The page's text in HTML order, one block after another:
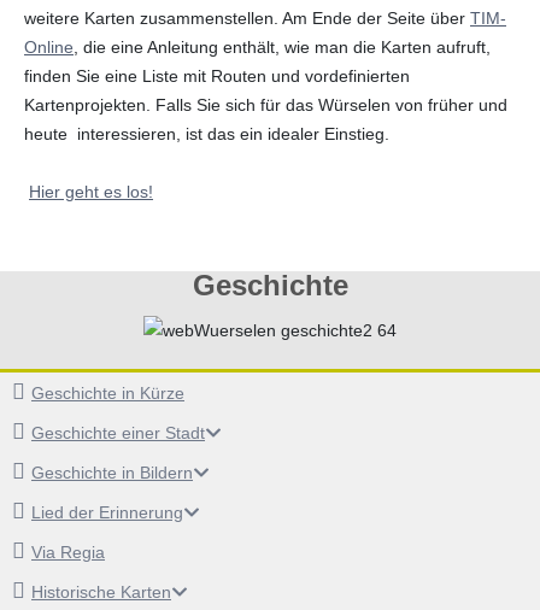
Geschichte
Geschichte in Kürze
Geschichte einer Stadt
Geschichte in Bildern
Lied der Erinnerung
Via Regia
Historische Karten
weitere Karten zusammenstellen. Am Ende der Seite über TIM-
Online , die eine Anleitung enthält, wie man die Karten aufruft,
finden Sie eine Liste mit Routen und vordefinierten
Kartenprojekten. Falls Sie sich für das Würselen von früher und
heute interessieren, ist das ein idealer Einstieg.
Hier geht es los!